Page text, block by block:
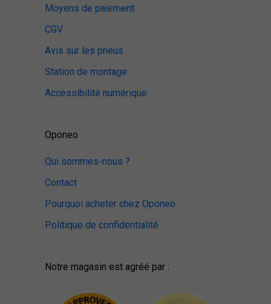
Moyens de paiement
CGV
Avis sur les pneus
Station de montage
Accessibilité numérique
Oponeo
Qui sommes-nous ?
Contact
Pourquoi acheter chez Oponeo
Politique de confidentialité
Notre magasin est agréé par :